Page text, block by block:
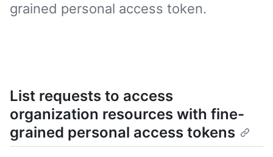
grained personal access token.
List requests to access
organization resources with fine-
grained personal access tokens